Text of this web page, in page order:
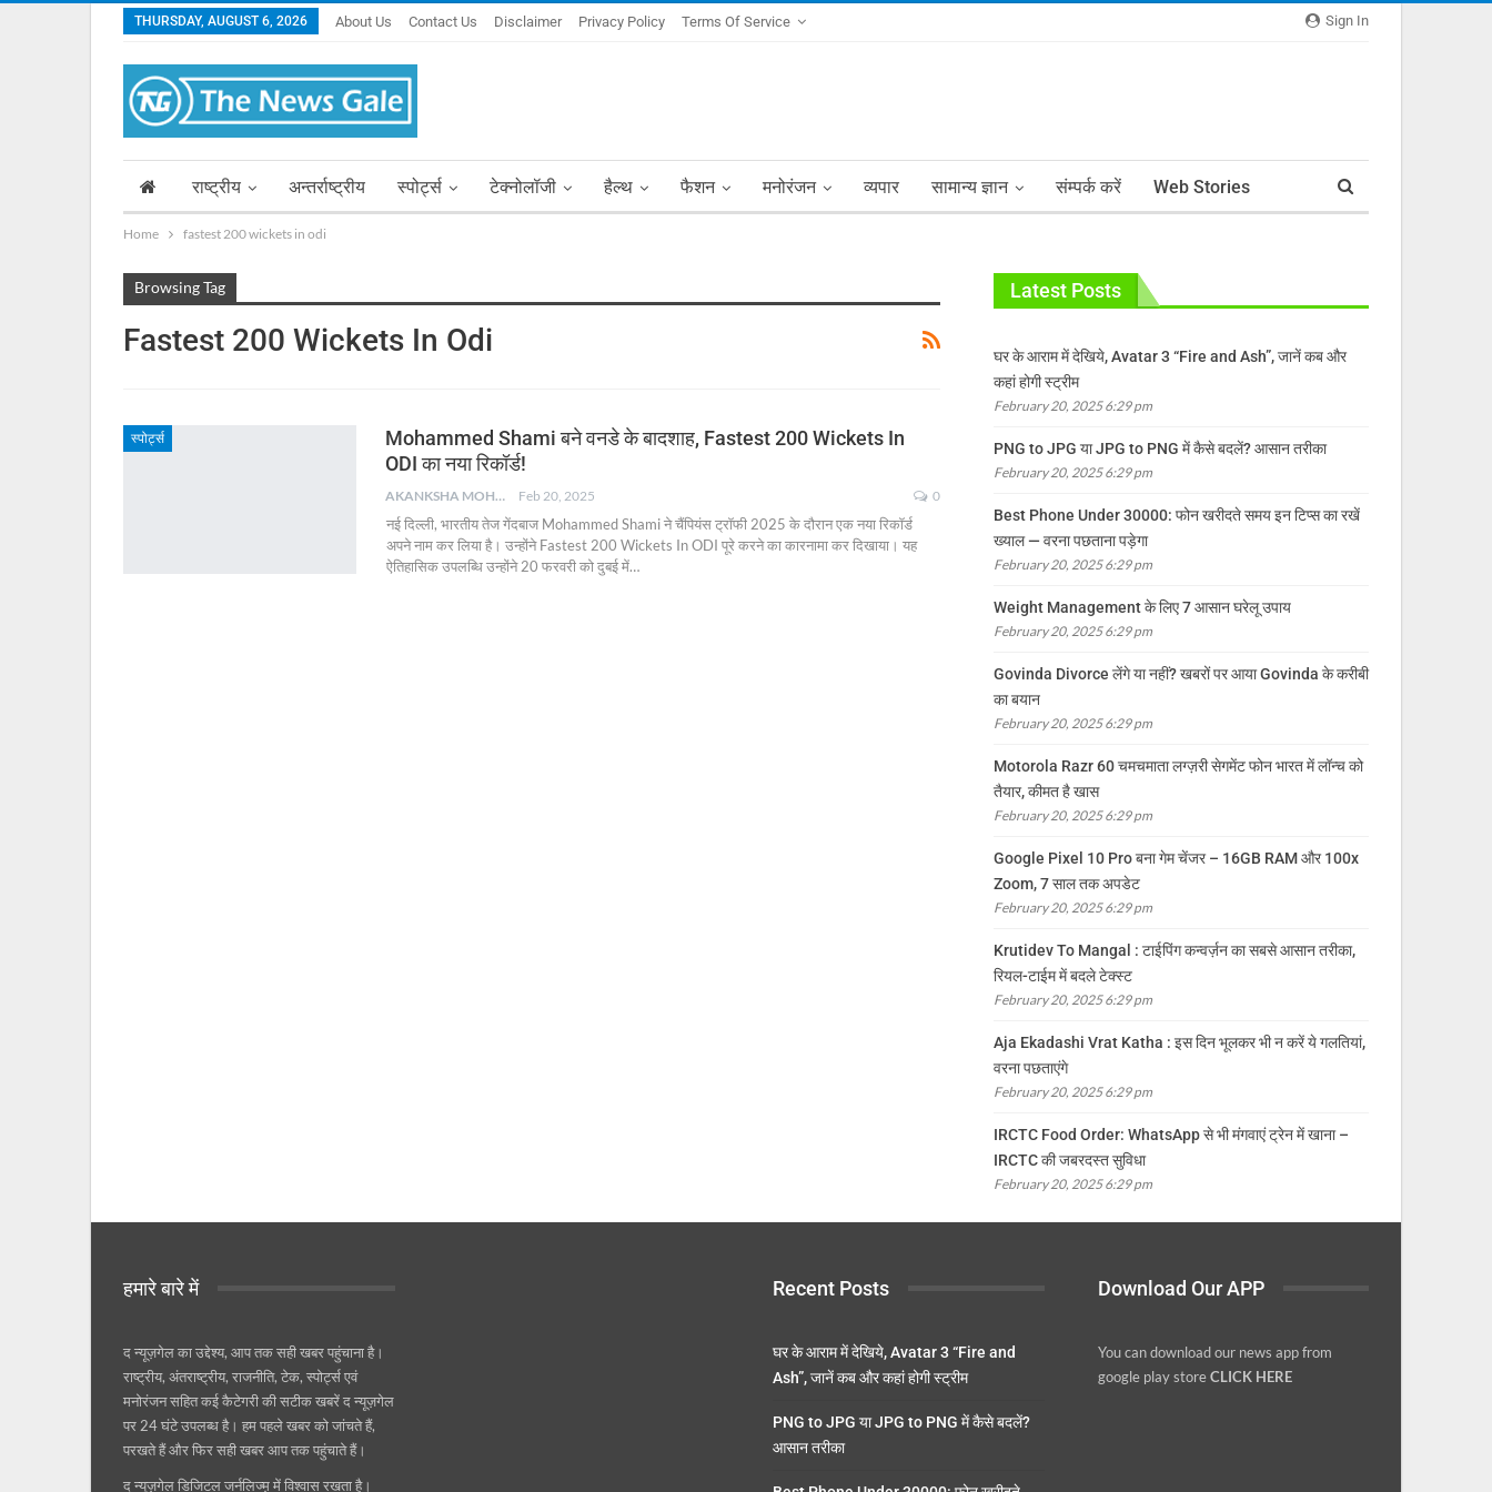
Sign In
THURSDAY, AUGUST 6, 2026 About Us Contact Us Disclaimer Privacy Policy Terms Of Service
राष्ट्रीय अन्तर्राष्ट्रीय स्पोर्ट्स टेक्नोलॉजी हैल्थ फैशन मनोरंजन व्यपार सामान्य ज्ञान संम्पर्क करें Web Stories
Home fastest 200 wickets in odi
Browsing Tag
Fastest 200 Wickets In Odi
स्पोर्ट्स
Mohammed Shami बने वनडे के बादशाह, Fastest 200 Wickets In
ODI का नया रिकॉर्ड!
AKANKSHA MOHAN Feb 20, 2025 0
नई दिल्ली, भारतीय तेज गेंदबाज Mohammed Shami ने चैंपियंस ट्रॉफी 2025 के दौरान एक नया रिकॉर्ड
अपने नाम कर लिया है। उन्होंने Fastest 200 Wickets In ODI पूरे करने का कारनामा कर दिखाया। यह
ऐतिहासिक उपलब्धि उन्होंने 20 फरवरी को दुबई में…
Latest Posts
घर के आराम में देखिये, Avatar 3 “Fire and Ash”, जानें कब और
कहां होगी स्ट्रीम
February 20, 2025 6:29 pm
PNG to JPG या JPG to PNG में कैसे बदलें? आसान तरीका
February 20, 2025 6:29 pm
Best Phone Under 30000: फोन खरीदते समय इन टिप्स का रखें
ख्याल — वरना पछताना पड़ेगा
February 20, 2025 6:29 pm
Weight Management के लिए 7 आसान घरेलू उपाय
February 20, 2025 6:29 pm
Govinda Divorce लेंगे या नहीं? खबरों पर आया Govinda के करीबी
का बयान
February 20, 2025 6:29 pm
Motorola Razr 60 चमचमाता लग्ज़री सेगमेंट फोन भारत में लॉन्च को
तैयार, कीमत है खास
February 20, 2025 6:29 pm
Google Pixel 10 Pro बना गेम चेंजर – 16GB RAM और 100x
Zoom, 7 साल तक अपडेट
February 20, 2025 6:29 pm
Krutidev To Mangal : टाईपिंग कन्वर्ज़न का सबसे आसान तरीका,
रियल-टाईम में बदले टेक्स्ट
February 20, 2025 6:29 pm
Aja Ekadashi Vrat Katha : इस दिन भूलकर भी न करें ये गलतियां,
वरना पछताएंगे
February 20, 2025 6:29 pm
IRCTC Food Order: WhatsApp से भी मंगवाएं ट्रेन में खाना –
IRCTC की जबरदस्त सुविधा
February 20, 2025 6:29 pm
हमारे बारे में
द न्यूज़गेल का उद्देश्य, आप तक सही खबर पहुंचाना है।
राष्ट्रीय, अंतराष्ट्रीय, राजनीति, टेक, स्पोर्ट्स एवं
मनोरंजन सहित कई कैटेगरी की सटीक खबरें द न्यूज़गेल
पर 24 घंटे उपलब्ध है। हम पहले खबर को जांचते हैं,
परखते हैं और फिर सही खबर आप तक पहुंचाते हैं।
द न्यूज़गेल डिजिटल जर्नलिज्म़ में विश्वास रखता है।
Recent Posts
घर के आराम में देखिये, Avatar 3 “Fire and
Ash”, जानें कब और कहां होगी स्ट्रीम
PNG to JPG या JPG to PNG में कैसे बदलें?
आसान तरीका
Download Our APP
You can download our news app from
google play storeCLICK HERE